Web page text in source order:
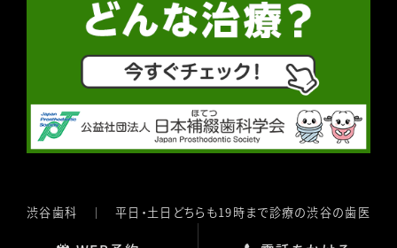
渋谷歯科 ｜ 平日・土日どちらも19時まで診療の渋谷の歯医